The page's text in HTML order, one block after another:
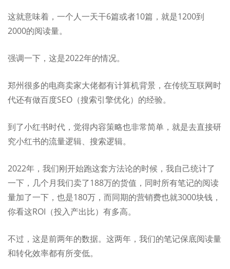
这就意味着，一个人一天干6篇或者10篇，就是1200到
2000的阅读量。
强调一下，这是2022年的情况。
郑州很多的电商卖家大佬都有计算机背景，在传统互联网时
代还有做百度SEO （搜索引擎优化） 的经验。
到了小红书时代，觉得内容策略也非常简单，就是去直接研
究小红书的流量逻辑、搜索逻辑。
2022年，我们刚开始跑这套方法论的时候，我自己统计了
一下，几个月我们卖了188万的货值，同时所有笔记的阅读
量加了一下，也是180万，而同期的营销费也就3000块钱，
你看这ROI （投入产出比） 有多高。
不过，这是前两年的数据。这两年，我们的笔记保底阅读量
和转化效率都有所变低。